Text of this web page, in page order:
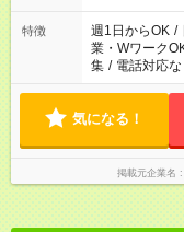
特徴 週1日からOK /
業・Wワーク
集 / 電話対応な
気になる！
掲載元企業名